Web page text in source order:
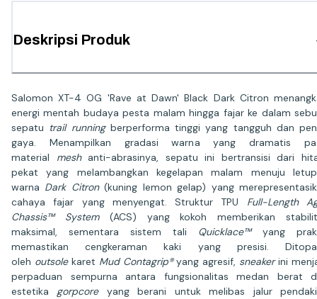
Deskripsi Produk
Salomon XT-4 OG 'Rave at Dawn' Black Dark Citron
energi mentah budaya pesta malam hingga fajar ke dalam
sepatu trail runningberperforma tinggi yang tangguh dan
gaya. Menampilkan gradasi warna yang dramatis
material meshanti-abrasinya, sepatu ini bertransisi dari
pekat yang melambangkan kegelapan malam menuju
warna Dark Citron(kuning lemon gelap) yang
cahaya fajar yang menyengat. Struktur TPU Full-Length
Chassis™ System(ACS) yang kokoh memberikan
maksimal, sementara sistem tali Quicklace™yang
memastikan cengkeraman kaki yang presisi.
oleh outsolekaret Mud Contagrip®yang agresif, sneakerini
perpaduan sempurna antara fungsionalitas medan berat
estetika gorpcoreyang berani untuk melibas jalur